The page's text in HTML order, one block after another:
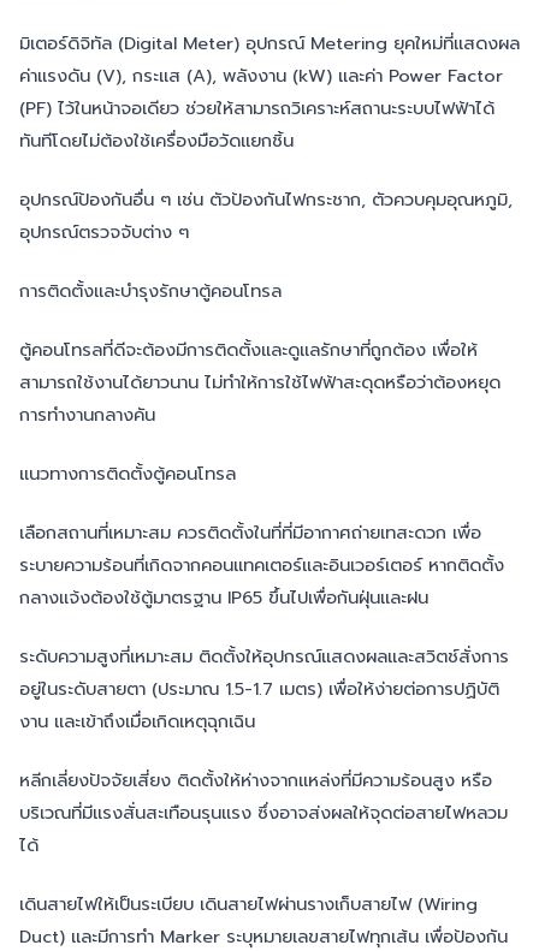
มิเตอร์ดิจิทัล (Digital Meter) อุปกรณ์ Metering ยุคใหม่ที่แสดงผล
ค่าแรงดัน (V), กระแส (A), พลังงาน (kW) และค่า Power Factor
(PF) ไว้ในหน้าจอเดียว ช่วยให้สามารถวิเคราะห์สถานะระบบไฟฟ้าได้
ทันทีโดยไม่ต้องใช้เครื่องมือวัดแยกชิ้น
อุปกรณ์ป้องกันอื่น ๆ เช่น ตัวป้องกันไฟกระชาก, ตัวควบคุมอุณหภูมิ,
อุปกรณ์ตรวจจับต่าง ๆ
การติดตั้งและบำรุงรักษาตู้คอนโทรล
ตู้คอนโทรลที่ดีจะต้องมีการติดตั้งและดูแลรักษาที่ถูกต้อง เพื่อให้
สามารถใช้งานได้ยาวนาน ไม่ทำให้การใช้ไฟฟ้าสะดุดหรือว่าต้องหยุด
การทำงานกลางคัน
แนวทางการติดตั้งตู้คอนโทรล
เลือกสถานที่เหมาะสม ควรติดตั้งในที่ที่มีอากาศถ่ายเทสะดวก เพื่อ
ระบายความร้อนที่เกิดจากคอนแทคเตอร์และอินเวอร์เตอร์ หากติดตั้ง
กลางแจ้งต้องใช้ตู้มาตรฐาน IP65 ขึ้นไปเพื่อกันฝุ่นและฝน
ระดับความสูงที่เหมาะสม ติดตั้งให้อุปกรณ์แสดงผลและสวิตช์สั่งการ
อยู่ในระดับสายตา (ประมาณ 1.5-1.7 เมตร) เพื่อให้ง่ายต่อการปฏิบัติ
งาน และเข้าถึงเมื่อเกิดเหตุฉุกเฉิน
หลีกเลี่ยงปัจจัยเสี่ยง ติดตั้งให้ห่างจากแหล่งที่มีความร้อนสูง หรือ
บริเวณที่มีแรงสั่นสะเทือนรุนแรง ซึ่งอาจส่งผลให้จุดต่อสายไฟหลวม
ได้
เดินสายไฟให้เป็นระเบียบ เดินสายไฟผ่านรางเก็บสายไฟ (Wiring
Duct) และมีการทำ Marker ระบุหมายเลขสายไฟทุกเส้น เพื่อป้องกัน